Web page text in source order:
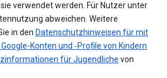
verwendet werden. Für Nutzer unter
abweichen. Weitere
in den Datenschutzhinweisen für mit
Konten und ‑Profile von Kindern
für Jugendliche von